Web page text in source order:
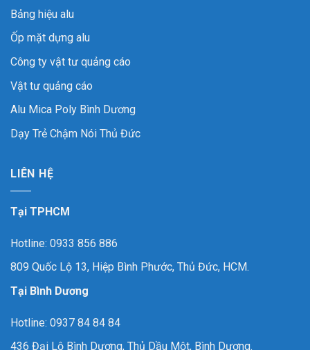
Bảng hiệu alu
Ốp mặt dựng alu
Công ty vật tư quảng cáo
Vật tư quảng cáo
Alu Mica Poly Bình Dương
Dạy Trẻ Chậm Nói Thủ Đức
LIÊN HỆ
Tại TPHCM
Hotline: 0933 856 886
809 Quốc Lộ 13, Hiệp Bình Phước, Thủ Đức, HCM.
Tại Bình Dương
Hotline: 0937 84 84 84
436 Đại Lộ Bình Dương, Thủ Dầu Một, Bình Dương.